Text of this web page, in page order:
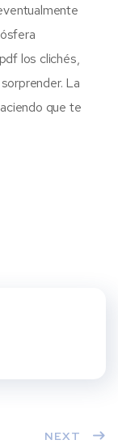
los clichés,
La
que te
NEXT